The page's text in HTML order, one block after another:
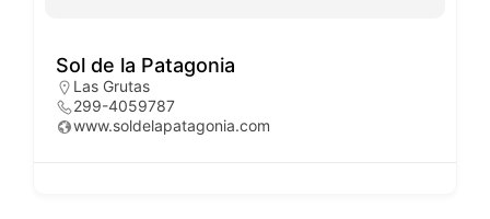
Sol de la Patagonia
Las Grutas
299-4059787
www.soldelapatagonia.com